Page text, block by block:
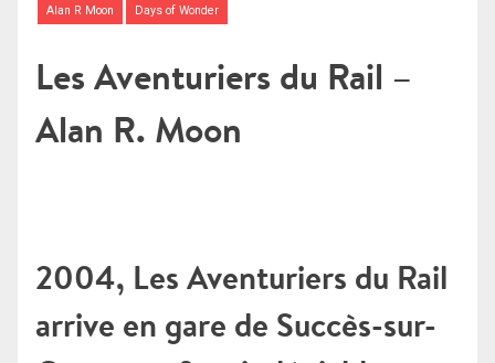
Alan R Moon Days of Wonder
Les Aventuriers du Rail –
Alan R. Moon
2004, Les Aventuriers du Rail
arrive en gare de Succès-sur-